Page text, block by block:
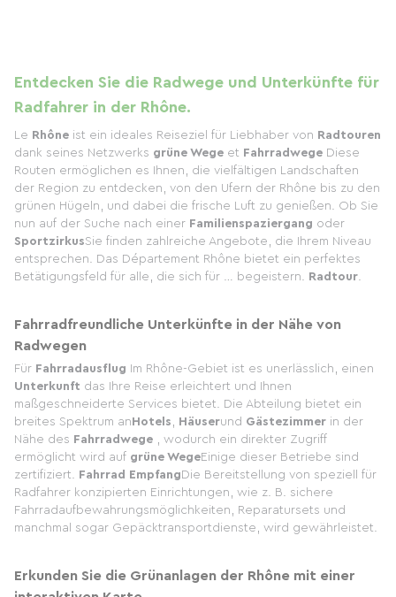
Entdecken Sie die Radwege und Unterkünfte für
Radfahrer in der Rhône.
Le Rhône ist ein ideales Reiseziel für Liebhaber von Radtouren
dank seines Netzwerks grüne Wege et Fahrradwege Diese
Routen ermöglichen es Ihnen, die vielfältigen Landschaften
der Region zu entdecken, von den Ufern der Rhône bis zu den
grünen Hügeln, und dabei die frische Luft zu genießen. Ob Sie
nun auf der Suche nach einer Familienspaziergang oder
SportzirkusSie finden zahlreiche Angebote, die Ihrem Niveau
entsprechen. Das Département Rhône bietet ein perfektes
Betätigungsfeld für alle, die sich für … begeistern. Radtour
Fahrradfreundliche Unterkünfte in der Nähe von
Radwegen
Für Fahrradausflug Im Rhône-Gebiet ist es unerlässlich, einen
Unterkunft das Ihre Reise erleichtert und Ihnen
maßgeschneiderte Services bietet. Die Abteilung bietet ein
breites Spektrum anHotels Häuserund Gästezimmer in der
Nähe des Fahrradwege
, wodurch ein direkter Zugriff
ermöglicht wird auf grüne WegeEinige dieser Betriebe sind
zertifiziert. Fahrrad EmpfangDie Bereitstellung von speziell für
Radfahrer konzipierten Einrichtungen, wie z. B. sichere
Fahrradaufbewahrungsmöglichkeiten, Reparatursets und
manchmal sogar Gepäcktransportdienste, wird gewährleistet.
Erkunden Sie die Grünanlagen der Rhône mit einer